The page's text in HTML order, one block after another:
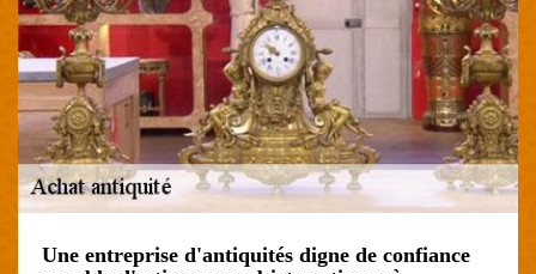
Une entreprise d'antiquités digne de confiance